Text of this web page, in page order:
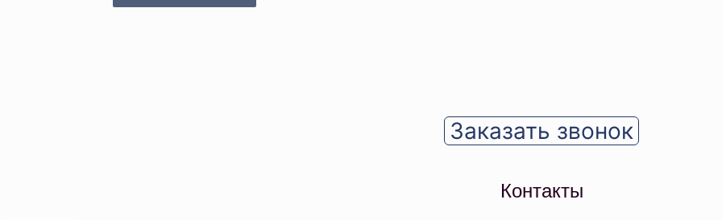
Заказать звонок
Контакты